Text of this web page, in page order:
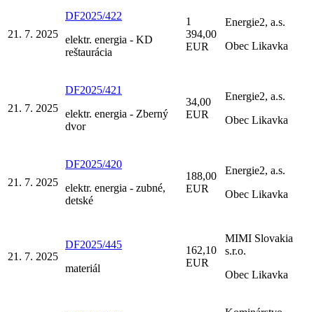
21. 7. 2025
DF2025/422
elektr. energia - KD
reštaurácia
1
394,00
EUR
Energie2, a.s.
Obec Likavka
21. 7. 2025
DF2025/421
elektr. energia - Zberný
dvor
34,00
EUR
Energie2, a.s.
Obec Likavka
21. 7. 2025
DF2025/420
elektr. energia - zubné,
detské
188,00
EUR
Energie2, a.s.
Obec Likavka
21. 7. 2025
DF2025/445
materiál
162,10
EUR
MIMI Slovakia
s.r.o.
Obec Likavka